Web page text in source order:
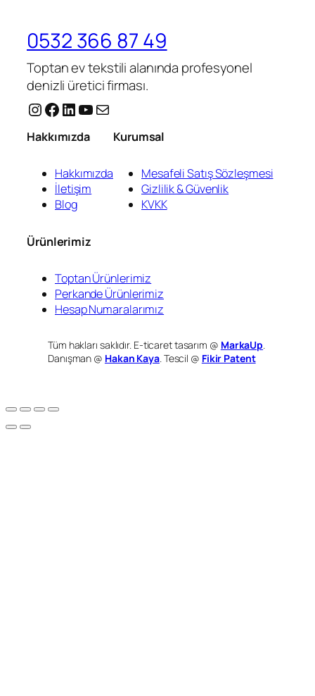
0532 366 87 49
Toptan ev tekstili alanında profesyonel
denizli üretici firması.
Instagram
Facebook
LinkedIn
YouTube
E-posta
Hakkımızda
Hakkımızda
İletişim
Blog
Kurumsal
Mesafeli Satış Sözleşmesi
Gizlilik & Güvenlik
KVKK
Ürünlerimiz
Toptan Ürünlerimiz
Perkande Ürünlerimiz
Hesap Numaralarımız
Tüm hakları saklıdır. E-ticaret tasarım @ MarkaUp.
Danışman @ Hakan Kaya. Tescil @ Fikir Patent